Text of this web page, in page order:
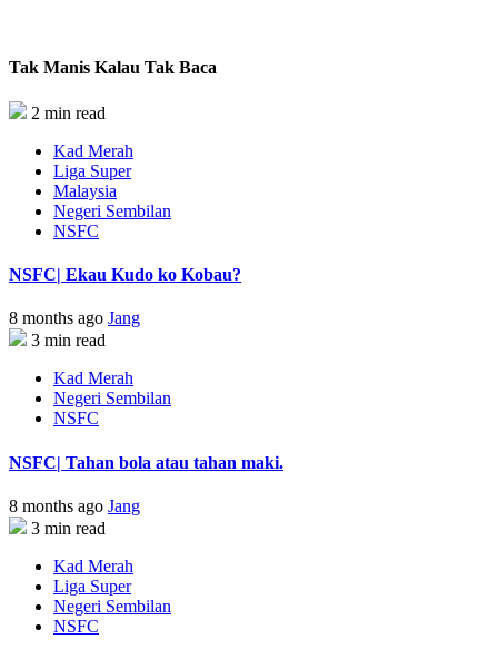
Tak Manis Kalau Tak Baca
2 min read
Kad Merah
Liga Super
Malaysia
Negeri Sembilan
NSFC
NSFC| Ekau Kudo ko Kobau?
8 months ago Jang
3 min read
Kad Merah
Negeri Sembilan
NSFC
NSFC| Tahan bola atau tahan maki.
8 months ago Jang
3 min read
Kad Merah
Liga Super
Negeri Sembilan
NSFC